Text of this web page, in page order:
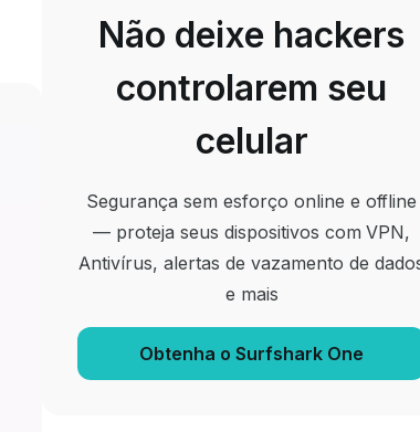
Não deixe hackers
controlarem seu
celular
Segurança sem esforço online e offline
— proteja seus dispositivos com VPN,
Antivírus, alertas de vazamento de
e mais
Obtenha o Surfshark One